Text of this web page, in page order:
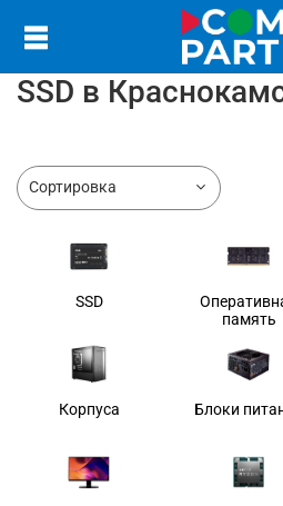
SSD в
SSD
память
Корпуса Блоки